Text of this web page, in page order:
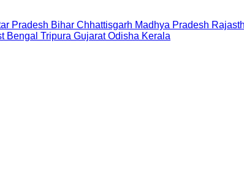
Pradesh Bihar Chhattisgarh Madhya Pradesh
Bengal Tripura Gujarat Odisha Kerala